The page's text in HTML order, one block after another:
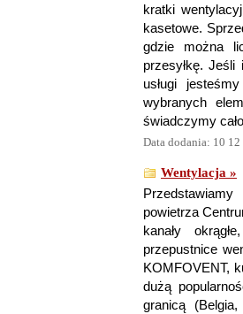
kratki
kasetowe.
gdzie można
przesyłkę.
usługi
wybranych
świadczymy
Data dodania: 10
Wentylacja »
powietrza
kanały
przepustnice
KOMFOVENT,
dużą
granicą